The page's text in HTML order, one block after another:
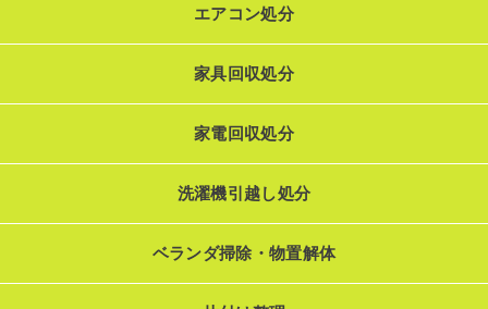
エアコン処分
家具回収処分
家電回収処分
洗濯機引越し処分
ベランダ掃除・物置解体